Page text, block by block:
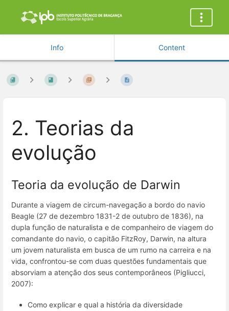
Info Content
2. Teorias da
evolução
Teoria da evolução de Darwin
Durante a viagem de circum-navegação a bordo do navio
Beagle (27 de dezembro 1831-2 de outubro de 1836), na
dupla função de naturalista e de companheiro de viagem do
comandante do navio, o capitão FitzRoy, Darwin, na altura
um jovem naturalista em busca de um rumo na carreira e na
vida, confrontou-se com duas questões fundamentais que
absorviam a atenção dos seus contemporâneos (Pigliucci,
2007):
Como explicar e qual a história da diversidade